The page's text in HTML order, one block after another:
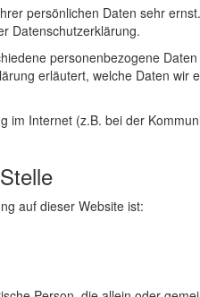
persönlichen Daten sehr
Datenschutzerklärung.
personenbezogene
erläutert, welche Daten
im Internet (z.B. bei der
auf dieser Website ist: